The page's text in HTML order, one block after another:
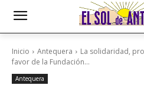
Inicio Antequera
La solidaridad,
favor de la Fundación...
Antequera